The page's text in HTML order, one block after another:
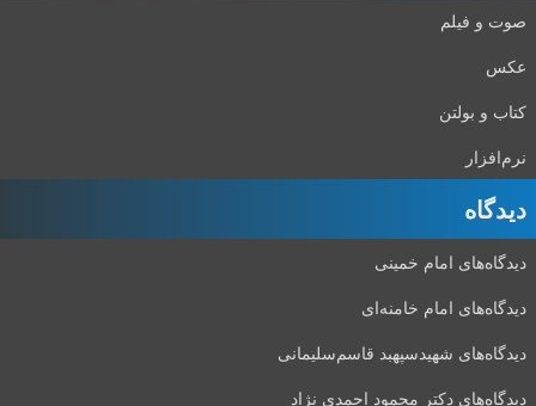
صوت و فیلم
عکس
کتاب و بولتن
نرم‌افزار
دیدگاه‌
دیدگاه‌های امام خمینی
دیدگاه‌های امام خامنه‌ای
دیدگاه‌های شهید‌سپهبد قاسم‌سلیمانی
دیدگاه‌های دکتر محمود احمدی نژاد